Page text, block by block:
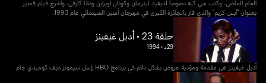
العام الماضي، وكتب سي كيه نصوصاً لديفيد ليترمان وكونان أوبراين ودانا كارفي، وأخرج فيلم قصير
بعنوان "آيس كريم" والذي فاز بالجائزة الكبرى في مهرجان أسبن السينمائي عام 1993.
حلقة 23 • أديل غيفينز
29د •
1994
أديل غيفينز هي مقدمة ومؤدية عروض بشكل دائم في برنامج HBO راسل سيمونز ديف كوميدي جام.